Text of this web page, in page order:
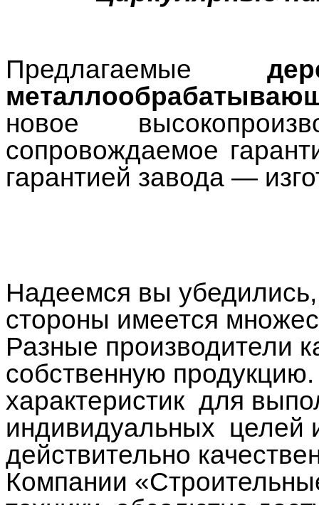
Предлагаемые
новое
сопровождаемое
гарантией завода —
Надеемся вы убедились,
стороны имеется
Разные производители
собственную
характеристик для
индивидуальных целей
действительно
Компании